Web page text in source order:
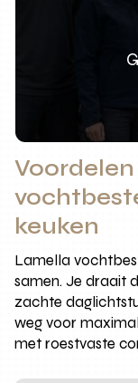
keuken
Lamella
samen. Je draait
zachte
weg voor
met roestvaste